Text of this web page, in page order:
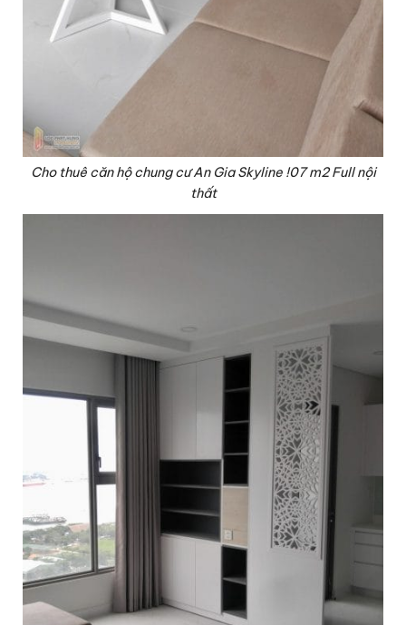
Cho thuê căn hộ chung cư An Gia Skyline !07 m2 Full nội
thất